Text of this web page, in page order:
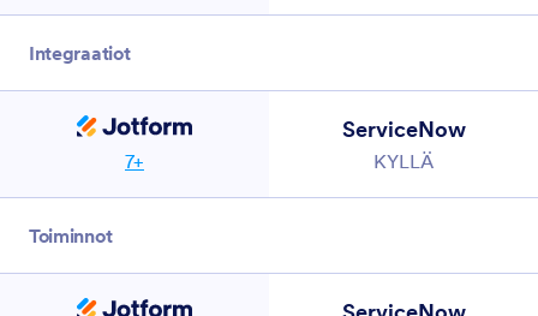
Integraatiot
7+
ServiceNow
KYLLÄ
Toiminnot